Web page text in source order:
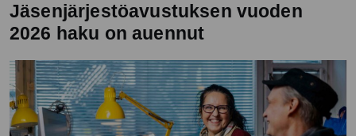
Jäsenjärjestöavustuksen vuoden
2026 haku on auennut